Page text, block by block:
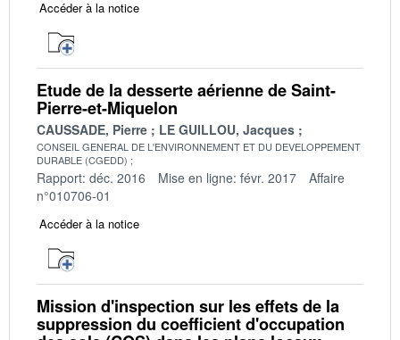
Accéder à la notice
Etude de la desserte aérienne de Saint-
Pierre-et-Miquelon
CAUSSADE, Pierre LE GUILLOU, Jacques
CONSEIL GENERAL DE L'ENVIRONNEMENT ET DU DEVELOPPEMENT
DURABLE (CGEDD)
Rapport: déc. 2016 Mise en ligne: févr. 2017
Affaire
n°010706-01
Accéder à la notice
Mission d'inspection sur les effets de la
suppression du coefficient d'occupation